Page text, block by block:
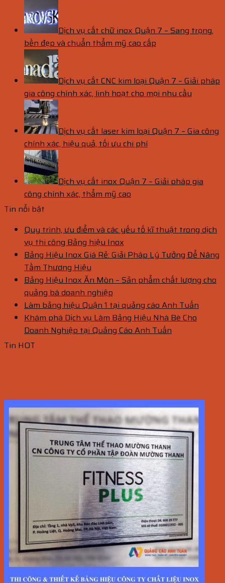
Dịch vụ cắt chữ inox Quận 7 – Sang trọng,
bền đẹp và chuẩn thẩm mỹ cao cấp
Dịch vụ cắt CNC kim loại Quận 7 – Giải pháp
gia công chính xác, linh hoạt cho mọi nhu cầu
Dịch vụ cắt laser kim loại Quận 7 – Gia công
chính xác, hiệu quả, tối ưu chi phí
Dịch vụ cắt inox Quận 7 – Giải pháp gia
công chính xác, thẩm mỹ cao
Tin nổi bật
Quy trình, ưu điểm và các yếu tố kĩ thuật trong dịch
vụ thi công Bảng hiệu Inox
Bảng Hiệu Inox Giá Rẻ: Giải Pháp Lý Tưởng Để Nâng
Tầm Thương Hiệu
Bảng Hiệu Inox Ăn Mòn – Sản phẩm chất lượng cho
quảng bá doanh nghiệp
Làm bảng hiệu Quận 1 tại quảng cáo Anh Tuấn
Khám phá Dịch vụ Làm Bảng Hiệu Nhà Bè Cho
Doanh Nghiệp tại Quảng Cáo Anh Tuấn
Tin HOT